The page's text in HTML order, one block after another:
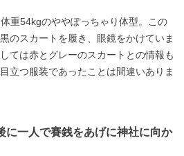
重54kgのややぽっちゃり体型。この
のスカートを履き、眼鏡をかけていま
ては赤とグレーのスカートとの情報も
立つ服装であったことは間違いありま
に一人で賽銭をあげに神社に向か